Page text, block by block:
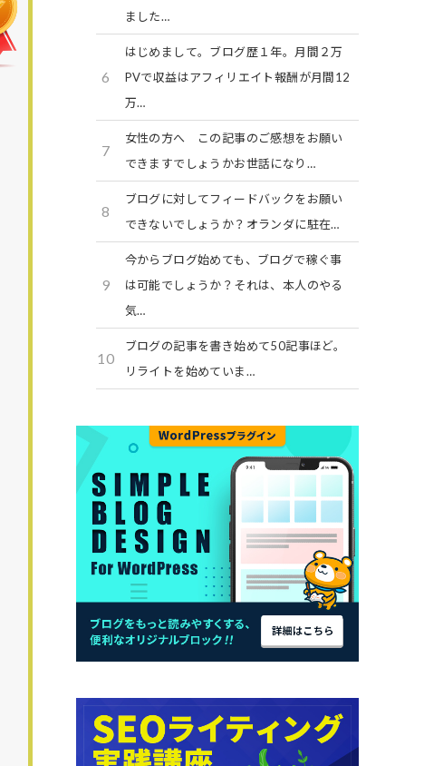
ました…
6
はじめまして。ブログ歴１年。月間２万
PVで収益はアフィリエイト報酬が月間12
万…
7
女性の方へ この記事のご感想をお願い
できますでしょうかお世話になり…
8
ブログに対してフィードバックをお願い
できないでしょうか？オランダに駐在…
9
今からブログ始めても、ブログで稼ぐ事
は可能でしょうか？それは、本人のやる
気…
10
ブログの記事を書き始めて50記事ほど。
リライトを始めていま…